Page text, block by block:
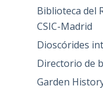
Biblioteca del
CSIC-Madrid
Dioscórides
Directorio de
Garden